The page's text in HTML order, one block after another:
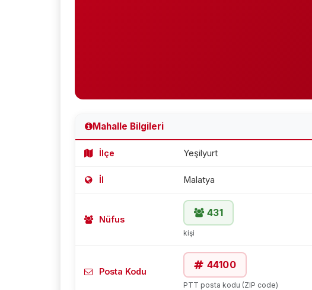
Mahalle Bilgileri
İlçe Yeşilyurt
İl Malatya
Nüfus
431
kişi
Posta Kodu
44100
PTT posta kodu (ZIP code)